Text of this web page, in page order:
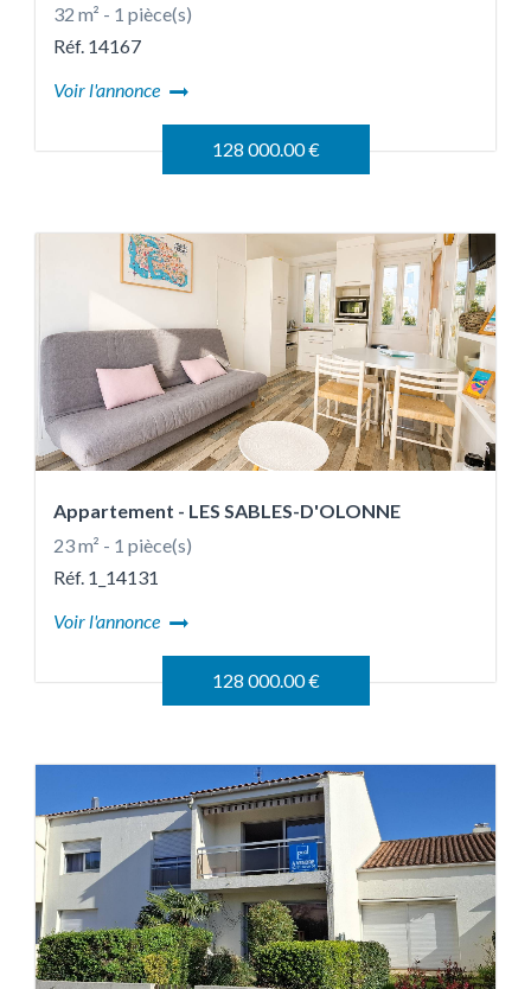
32 m² - 1 pièce(s)
Réf. 14167
Voir l'annonce
128 000.00 €
Appartement - LES SABLES-D'OLONNE
23 m² - 1 pièce(s)
Réf. 1_14131
Voir l'annonce
128 000.00 €